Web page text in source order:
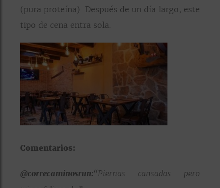
(pura proteína). Después de un día largo, este
tipo de cena entra sola.
Comentarios:
@correcaminosrun:“Piernas cansadas pero